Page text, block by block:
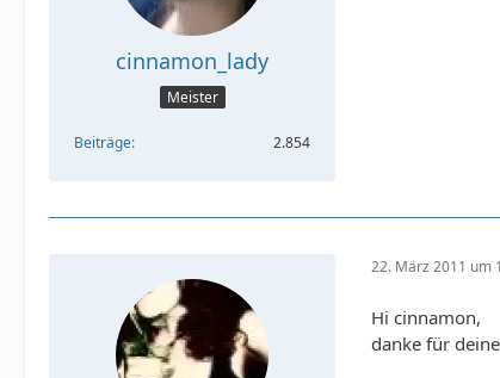
cinnamon_lady
Meister
Beiträge 2.854
22. März 2011 um
Hi cinnamon,
danke für